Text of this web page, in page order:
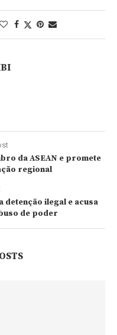
da ASEAN e promete
regional
detenção ilegal e acusa
de poder